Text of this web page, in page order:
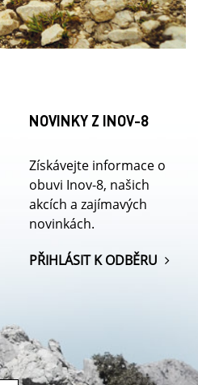
NOVINKY Z INOV-8
Získávejte informace o
obuvi Inov-8, našich
akcích a zajímavých
novinkách.
PŘIHLÁSIT K ODBĚRU